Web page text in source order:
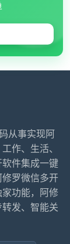
从事实现阿
作、生活、
件集成一键
罗微信多开
功能，阿修
发、智能关